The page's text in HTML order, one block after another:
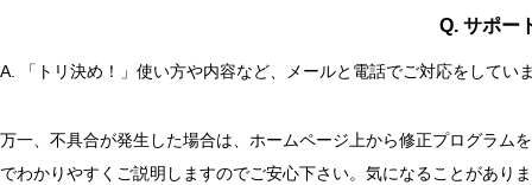
Q. サポー
A. 「トリ決め！」使い方や内容など、メールと電話でご対応をしてい
万一、不具合が発生した場合は、ホームページ上から修正プログラム
でわかりやすくご説明しますのでご安心下さい。気になることがあり